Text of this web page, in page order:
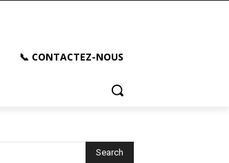
📞 CONTACTEZ-NOUS
Search